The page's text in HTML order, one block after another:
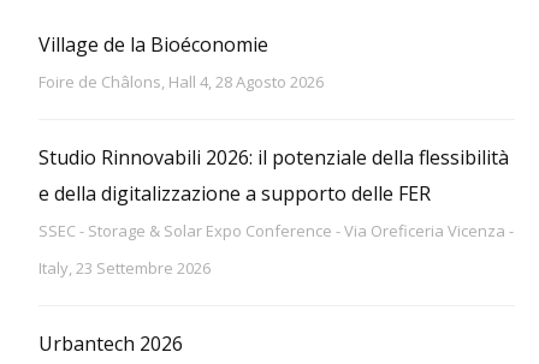
Village de la Bioéconomie
Foire de Châlons, Hall 4, 28 Agosto 2026
Studio Rinnovabili 2026: il potenziale della flessibilità
e della digitalizzazione a supporto delle FER
SSEC - Storage & Solar Expo Conference - Via Oreficeria Vicenza -
Italy, 23 Settembre 2026
Urbantech 2026